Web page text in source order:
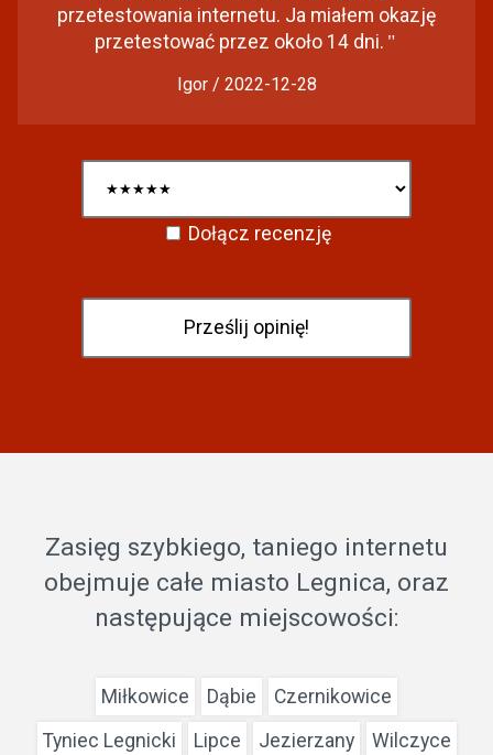
przetestowania internetu. Ja miałem okazję
przetestować przez około 14 dni. "
Igor / 2022-12-28
Dołącz recenzję
Zasięg szybkiego, taniego internetu
obejmuje całe miasto Legnica, oraz
następujące miejscowości:
Miłkowice Dąbie
Czernikowice
Tyniec Legnicki
Lipce Jezierzany
Wilczyce